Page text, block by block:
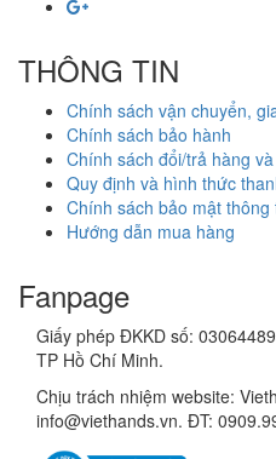
THÔNG TIN
Chính sách vận chuyển,
Chính sách bảo hành
Chính sách đổi/trả hàng
Quy định và hình thức
Chính sách bảo mật thông
Hướng dẫn mua hàng
Fanpage
Giấy phép ĐKKD số:
TP Hồ Chí Minh.
Chịu trách nhiệm website:
info@viethands.vn. ĐT: